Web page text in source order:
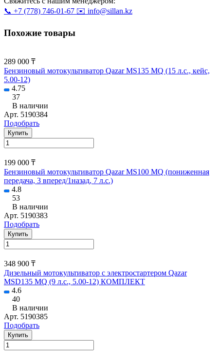
📞 +7 (778) 746-01-67 ✉️ info@sillan.kz
Похожие товары
289 000 ₸
Бензиновый мотокультиватор Qazar MS135 MQ (15 л.с., кейс,
5.00-12)
4.75
37
В наличии
Арт. 5190384
Подобрать
Купить
199 000 ₸
Бензиновый мотокультиватор Qazar MS100 MQ (пониженная
передача, 3 вперед/1назад, 7 л.с.)
4.8
53
В наличии
Арт. 5190383
Подобрать
Купить
348 900 ₸
Дизельный мотокультиватор с электростартером Qazar
MSD135 MQ (9 л.с., 5.00-12) КОМПЛЕКТ
4.6
40
В наличии
Арт. 5190385
Подобрать
Купить